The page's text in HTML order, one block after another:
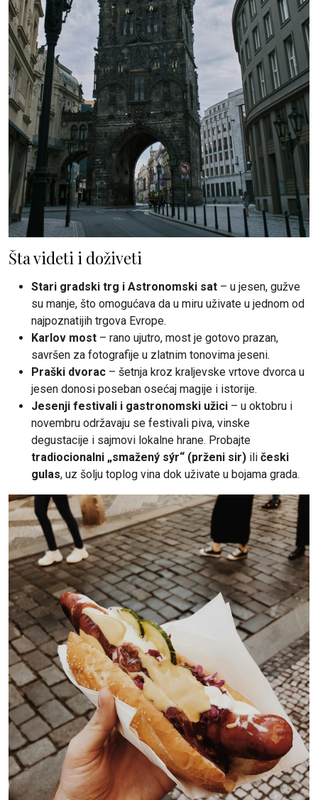
Šta videti i doživeti
Stari gradski trg i Astronomski sat – u jesen, gužve
su manje, što omogućava da u miru uživate u jednom od
najpoznatijih trgova Evrope.
Karlov most – rano ujutro, most je gotovo prazan,
savršen za fotografije u zlatnim tonovima jeseni.
Praški dvorac – šetnja kroz kraljevske vrtove dvorca u
jesen donosi poseban osećaj magije i istorije.
Jesenji festivali i gastronomski užici – u oktobru i
novembru održavaju se festivali piva, vinske
degustacije i sajmovi lokalne hrane. Probajte
tradiocionalni „smažený sýr“ (prženi sir) ili česki
gulas, uz šolju toplog vina dok uživate u bojama grada.